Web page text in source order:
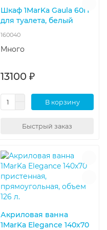
Шкаф 1MarKa Gaula 60П
для туалета, белый
160040
Много
13100 ₽
В корзину
Быстрый заказ
Акриловая ванна
1MarKa Elegance 140х70